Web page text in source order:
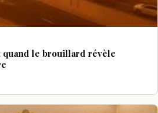
le brouillard révèle